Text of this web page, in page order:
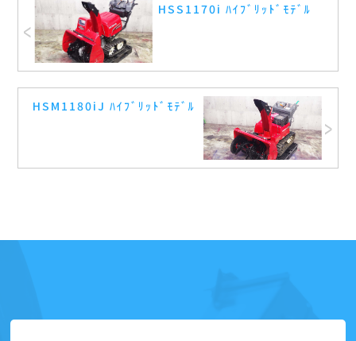
HSS1170i ﾊｲﾌﾞﾘｯﾄﾞﾓﾃﾞﾙ
HSM1180iJ ﾊｲﾌﾞﾘｯﾄﾞﾓﾃﾞﾙ